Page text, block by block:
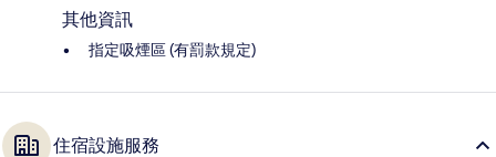
其他資訊
指定吸煙區 (有罰款規定)
住宿設施服務